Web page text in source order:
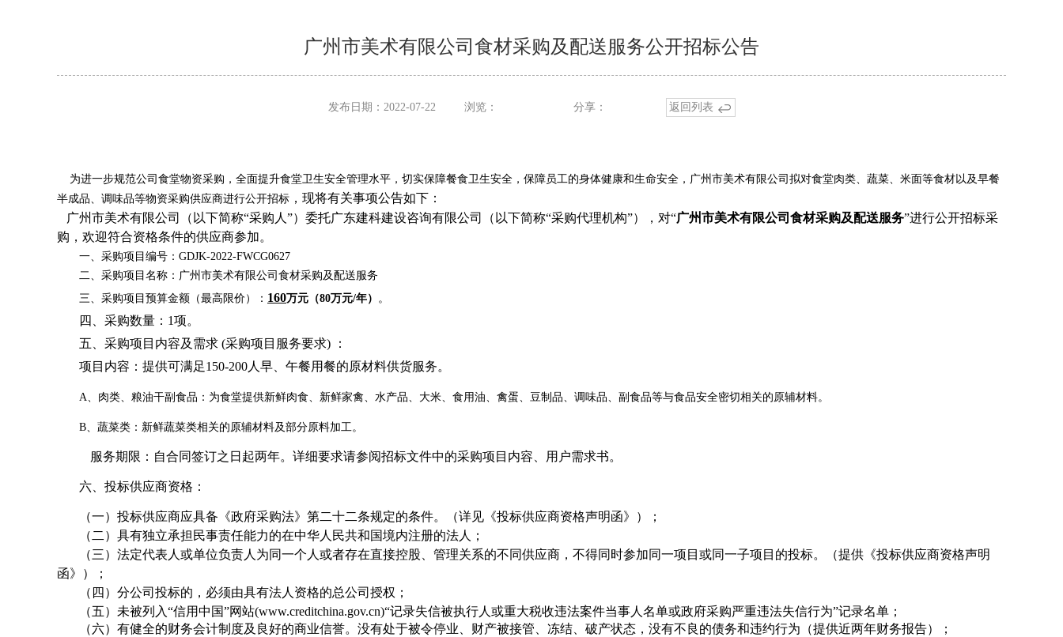
广州市美术有限公司食材采购及配送服务公开招标公告
发布日期：2022-07-22 浏览： 分享： 返回列表
为进一步规范公司食堂物资采购，全面提升食堂卫生安全管理水平，切实保障餐食卫生安全，保障员工的身体健康和生命安全，广州市美术有限公司拟对食堂肉类、蔬菜、米面等食材以及早餐
半成品、调味品等物资采购供应商进行公开招标 ，现将有关事项公告如下：
广州市美术有限公司（以下简称“采购人”）委托广东建科建设咨询有限公司（以下简称“采购代理机构”），对“广州市美术有限公司食材采购及配送服务”进行公开招标采
购，欢迎符合资格条件的供应商参加。
一、采购项目编号：GDJK-2022-FWCG0627
二、采购项目名称：广州市美术有限公司食材采购及配送服务
三、采购项目预算金额（最高限价）： 160万元（80万元/年） 。
四、采购数量：1项。
五、采购项目内容及需求 (采购项目服务要求) ：
项目内容：提供可满足150-200人早、午餐用餐的原材料供货服务。
A、肉类、粮油干副食品：为食堂提供新鲜肉食、新鲜家禽、水产品、大米、食用油、禽蛋、豆制品、调味品、副食品等与食品安全密切相关的原辅材料。
B、蔬菜类：新鲜蔬菜类相关的原辅材料及部分原料加工。
服务期限： 自合同签订之日起两年。详细要求请参阅招标文件中的采购项目内容、用户需求书。
六、投标供应商资格：
（一）投标供应商应具备《政府采购法》第二十二条规定的条件。（详见《投标供应商资格声明函》）；
（二）具有独立承担民事责任能力的在中华人民共和国境内注册的法人；
（三）法定代表人或单位负责人为同一个人或者存在直接控股、管理关系的不同供应商，不得同时参加同一项目或同一子项目的投标。（提供《投标供应商资格声明
函》）；
（四）分公司投标的，必须由具有法人资格的总公司授权；
（五）未被列入“信用中国”网站(www.creditchina.gov.cn)“记录失信被执行人或重大税收违法案件当事人名单或政府采购严重违法失信行为”记录名单；
（六）有健全的财务会计制度及良好的商业信誉。没有处于被令停业、财产被接管、冻结、破产状态，没有不良的债务和违约行为（提供近两年财务报告）；